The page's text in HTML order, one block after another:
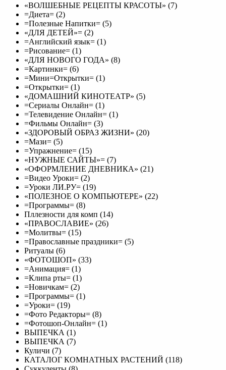
«ВОЛШЕБНЫЕ РЕЦЕПТЫ КРАСОТЫ» (7)
=Диета= (2)
=Полезные Напитки= (5)
«ДЛЯ ДЕТЕЙ»= (2)
=Английский язык= (1)
=Рисование= (1)
«ДЛЯ НОВОГО ГОДА» (8)
=Картинки= (6)
=Мини=Открытки= (1)
=Открытки= (1)
«ДОМАШНИЙ КИНОТЕАТР» (5)
=Сериалы Онлайн= (1)
=Телевидение Онлайн= (1)
=Фильмы Онлайн= (3)
«ЗДОРОВЫЙ ОБРАЗ ЖИЗНИ» (20)
=Мази= (5)
=Упражнение= (15)
«НУЖНЫЕ САЙТЫ»= (7)
«ОФОРМЛЕНИЕ ДНЕВНИКА» (21)
=Видео Уроки= (2)
=Уроки ЛИ.РУ= (19)
«ПОЛЕЗНОЕ О КОМПЬЮТЕРЕ» (22)
=Программы= (8)
Пллезности для комп (14)
«ПРАВОСЛАВИЕ» (26)
=Молитвы= (15)
=Православные праздники= (5)
Ритуалы (6)
«ФОТОШОП» (33)
=Анимация= (1)
=Клипа рты= (1)
=Новичкам= (2)
=Программы= (1)
=Уроки= (19)
=Фото Редакторы= (8)
=Фотошоп-Онлайн= (1)
ВЫПЕЧКА (1)
ВЫПЕЧКА (7)
Куличи (7)
КАТАЛОГ КОМНАТНЫХ РАСТЕНИЙ (118)